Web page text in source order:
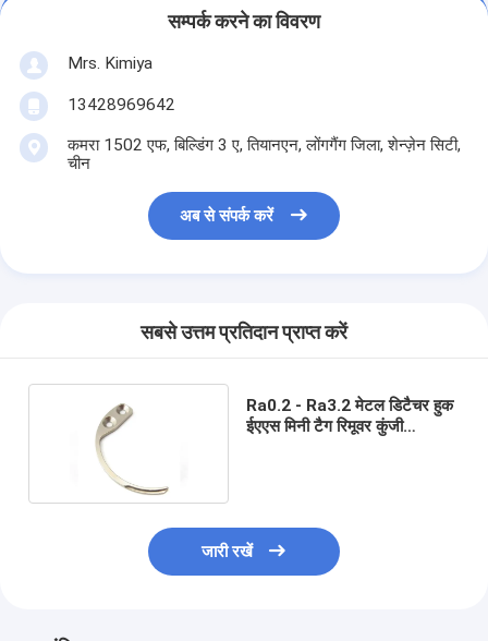
सम्पर्क करने का विवरण
Mrs. Kimiya
13428969642
कमरा 1502 एफ, बिल्डिंग 3 ए, तियानएन, लोंगगैंग जिला, शेन्ज़ेन सिटी,
चीन
अब से संपर्क करें
सबसे उत्तम प्रतिदान प्राप्त करें
Ra0.2 - Ra3.2 मेटल डिटैचर हुक
ईएएस मिनी टैग रिमूवर कुंजी
जारी रखें